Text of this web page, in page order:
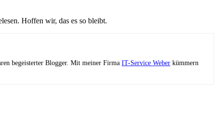
Hoffen wir, das es so bleibt.
begeisterter Blogger. Mit meiner Firma IT-Service Weber kümmern